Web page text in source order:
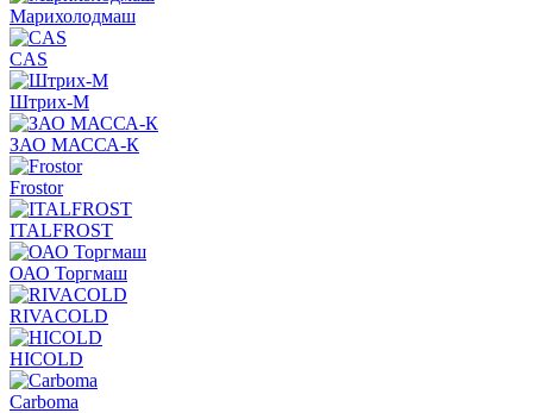
Марихолодмаш
CAS
Штрих-М
ЗАО МАССА-К
Frostor
ITALFROST
ОАО Торгмаш
RIVACOLD
HICOLD
Carboma